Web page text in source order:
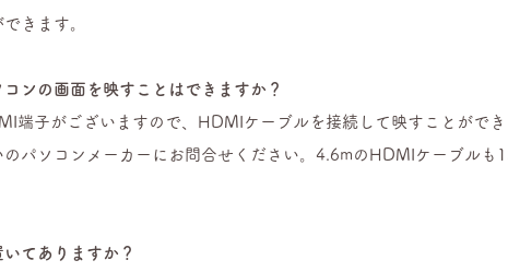
きます。
ンの画面を映すこと はできますか？
端子がございますので、HDMIケーブルを接続して映すことがで
のパソコンメーカーにお問合せください。4.6mのHDMIケーブルも
てありますか？